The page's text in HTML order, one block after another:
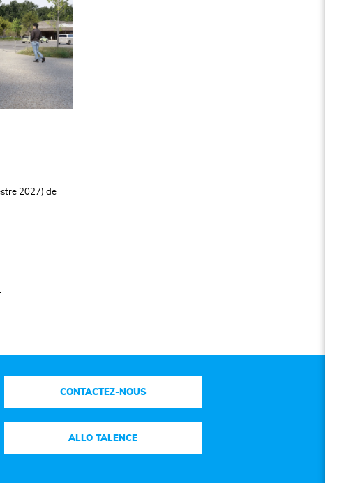
2027) de
CONTACTEZ-NOUS
ALLO TALENCE